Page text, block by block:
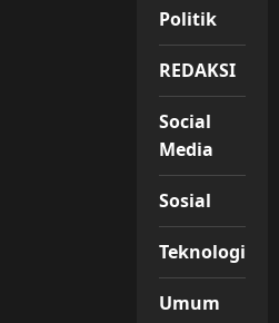
Politik
REDAKSI
Social
Media
Sosial
Teknologi
Umum